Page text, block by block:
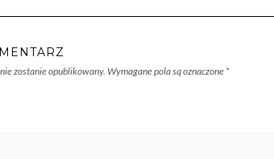
zostanie opublikowany. Wymagane pola są oznaczone *